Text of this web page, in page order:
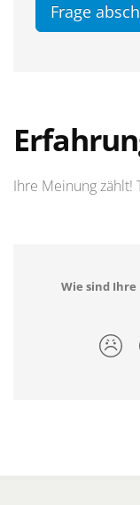
Frage
Ihre Meinung zählt!
Wie sind